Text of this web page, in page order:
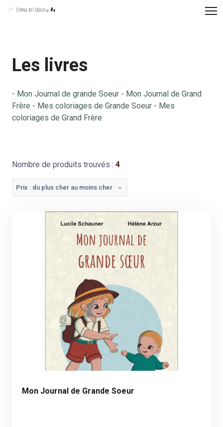
Les livres
- Mon Journal de grande Soeur - Mon Journal de Grand
Frère - Mes coloriages de Grande Soeur - Mes
coloriages de Grand Frère
Nombre de produits trouvés : 4
Prix : du plus cher au moins cher
Mon Journal de Grande Soeur
Panneau de gestion des cookies